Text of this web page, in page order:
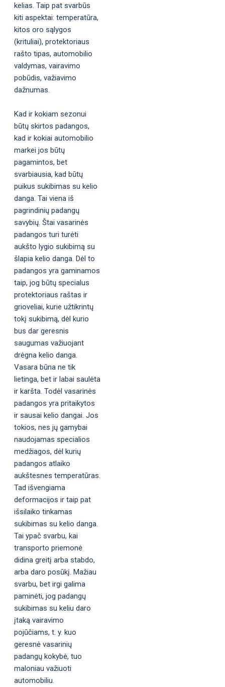
kelias. Taip pat svarbūs
kiti aspektai: temperatūra,
kitos oro sąlygos
(krituliai), protektoriaus
rašto tipas, automobilio
valdymas, vairavimo
pobūdis, važiavimo
dažnumas.
Kad ir kokiam sezonui
būtų skirtos padangos,
kad ir kokiai automobilio
markei jos būtų
pagamintos, bet
svarbiausia, kad būtų
puikus sukibimas su kelio
danga. Tai viena iš
pagrindinių padangų
savybių. Štai vasarinės
padangos turi turėti
aukšto lygio sukibimą su
šlapia kelio danga. Dėl to
padangos yra gaminamos
taip, jog būtų specialus
protektoriaus raštas ir
grioveliai, kurie užtikrintų
tokį sukibimą, dėl kurio
bus dar geresnis
saugumas važiuojant
drėgna kelio danga.
Vasara būna ne tik
lietinga, bet ir labai saulėta
ir karšta. Todėl vasarinės
padangos yra pritaikytos
ir sausai kelio dangai. Jos
tokios, nes jų gamybai
naudojamas specialios
medžiagos, dėl kurių
padangos atlaiko
aukštesnes temperatūras.
Tad išvengiama
deformacijos ir taip pat
išsilaiko tinkamas
sukibimas su kelio danga.
Tai ypač svarbu, kai
transporto priemonė
didina greitį arba stabdo,
arba daro posūkį. Mažiau
svarbu, bet irgi galima
paminėti, jog padangų
sukibimas su keliu daro
įtaką vairavimo
pojūčiams, t. y. kuo
geresnė vasarinių
padangų kokybė, tuo
maloniau važiuoti
automobiliu.